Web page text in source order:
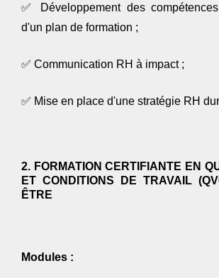
✅
Développement des
d'un plan de formation ;
✅ Communication RH à impact ;
✅ Mise en place d'une stratégie RH
2. FORMATION CERTIFIANTE EN
ET CONDITIONS DE TRAVAIL
ÊTRE
Modules :